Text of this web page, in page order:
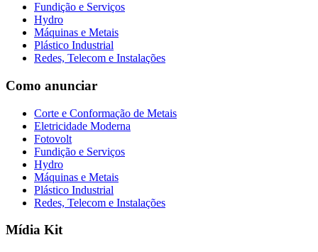
Fundição e Serviços
Hydro
Máquinas e Metais
Plástico Industrial
Redes, Telecom e Instalações
Como anunciar
Corte e Conformação de Metais
Eletricidade Moderna
Fotovolt
Fundição e Serviços
Hydro
Máquinas e Metais
Plástico Industrial
Redes, Telecom e Instalações
Mídia Kit